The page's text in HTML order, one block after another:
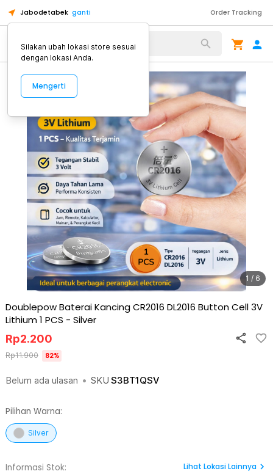
Jabodetabek ganti Order Tracking
Alat Kopi
1 / 6
Doublepow Baterai Kancing CR2016 DL2016 Button Cell 3V
Lithium 1 PCS - Silver
Belum ada ulasan • SKU S3BT1QSV
Rp2.200
Rp11.900 82%
Pilihan Warna:
Silver
Informasi Stok:
Lihat Lokasi Lainnya
Silakan ubah lokasi store sesuai
dengan lokasi Anda.
Mengerti